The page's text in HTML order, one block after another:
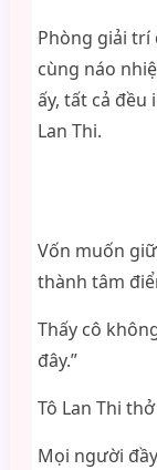
Phòng giải trí
cùng náo
ấy, tất cả đều
Lan Thi.
Vốn muốn
thành tâm
Thấy cô
đây.”
Tô Lan Thi
Mọi người